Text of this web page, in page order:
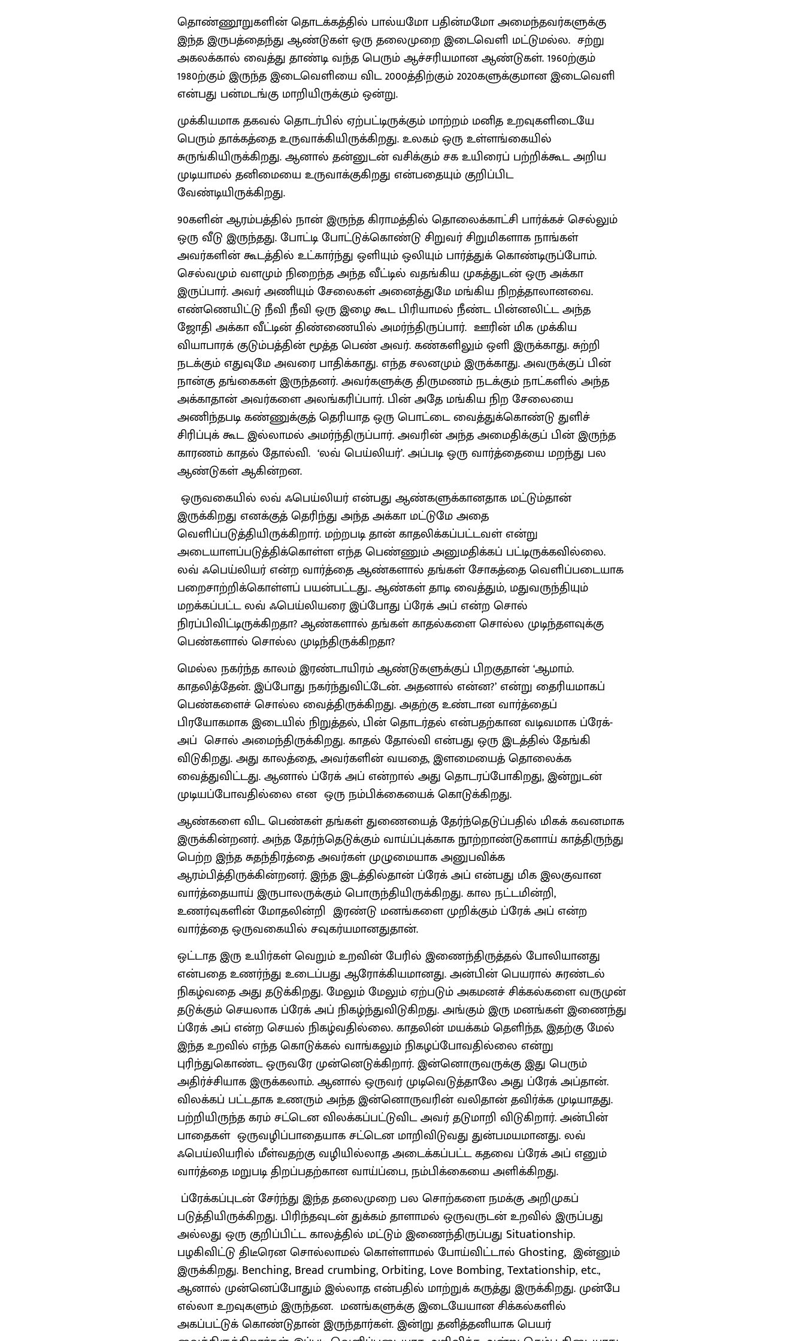
தொண்ணூறுகளின் தொடக்கத்தில் பால்யமோ பதின்மமோ அமைந்தவர்களுக்கு
இந்த இருபத்தைந்து ஆண்டுகள் ஒரு தலைமுறை இடைவெளி மட்டுமல்ல. சற்று
அகலக்கால் வைத்து தாண்டி வந்த பெரும் ஆச்சரியமான ஆண்டுகள். 1960ற்கும்
1980ற்கும் இருந்த இடைவெளியை விட 2000த்திற்கும் 2020களுக்குமான இடைவெளி
என்பது பன்மடங்கு மாறியிருக்கும் ஒன்று.
முக்கியமாக தகவல் தொடர்பில் ஏற்பட்டிருக்கும் மாற்றம் மனித உறவுகளிடையே
பெரும் தாக்கத்தை உருவாக்கியிருக்கிறது. உலகம் ஒரு உள்ளங்கையில்
சுருங்கியிருக்கிறது. ஆனால் தன்னுடன் வசிக்கும் சக உயிரைப் பற்றிக்கூட அறிய
முடியாமல் தனிமையை உருவாக்குகிறது என்பதையும் குறிப்பிட
வேண்டியிருக்கிறது.
90களின் ஆரம்பத்தில் நான் இருந்த கிராமத்தில் தொலைக்காட்சி பார்க்கச் செல்லும்
ஒரு வீடு இருந்தது. போட்டி போட்டுக்கொண்டு சிறுவர் சிறுமிகளாக நாங்கள்
அவர்களின் கூடத்தில் உட்கார்ந்து ஒளியும் ஒலியும் பார்த்துக் கொண்டிருப்போம்.
செல்வமும் வளமும் நிறைந்த அந்த வீட்டில் வதங்கிய முகத்துடன் ஒரு அக்கா
இருப்பார். அவர் அணியும் சேலைகள் அனைத்துமே மங்கிய நிறத்தாலானவை.
எண்ணெயிட்டு நீவி நீவி ஒரு இழை கூட பிரியாமல் நீண்ட பின்னலிட்ட அந்த
ஜோதி அக்கா வீட்டின் திண்ணையில் அமர்ந்திருப்பார். ஊரின் மிக முக்கிய
வியாபாரக் குடும்பத்தின் மூத்த பெண் அவர். கண்களிலும் ஒளி இருக்காது. சுற்றி
நடக்கும் எதுவுமே அவரை பாதிக்காது. எந்த சலனமும் இருக்காது. அவருக்குப் பின்
நான்கு தங்கைகள் இருந்தனர். அவர்களுக்கு திருமணம் நடக்கும் நாட்களில் அந்த
அக்காதான் அவர்களை அலங்கரிப்பார். பின் அதே மங்கிய நிற சேலையை
அணிந்தபடி கண்ணுக்குத் தெரியாத ஒரு பொட்டை வைத்துக்கொண்டு துளிச்
சிரிப்புக் கூட இல்லாமல் அமர்ந்திருப்பார். அவரின் அந்த அமைதிக்குப் பின் இருந்த
காரணம் காதல் தோல்வி. ‘லவ் பெய்லியர்’. அப்படி ஒரு வார்த்தையை மறந்து பல
ஆண்டுகள் ஆகின்றன.
ஒருவகையில் லவ் ஃபெய்லியர் என்பது ஆண்களுக்கானதாக மட்டும்தான்
இருக்கிறது எனக்குத் தெரிந்து அந்த அக்கா மட்டுமே அதை
வெளிப்படுத்தியிருக்கிறார். மற்றபடி தான் காதலிக்கப்பட்டவள் என்று
அடையாளப்படுத்திக்கொள்ள எந்த பெண்ணும் அனுமதிக்கப் பட்டிருக்கவில்லை.
லவ் ஃபெய்லியர் என்ற வார்த்தை ஆண்களால் தங்கள் சோகத்தை வெளிப்படையாக
பறைசாற்றிக்கொள்ளப் பயன்பட்டது.. ஆண்கள் தாடி வைத்தும், மதுவருந்தியும்
மறக்கப்பட்ட லவ் ஃபெய்லியரை இப்போது ப்ரேக் அப் என்ற சொல்
நிரப்பிவிட்டிருக்கிறதா? ஆண்களால் தங்கள் காதல்களை சொல்ல முடிந்தளவுக்கு
பெண்களால் சொல்ல முடிந்திருக்கிறதா?
மெல்ல நகர்ந்த காலம் இரண்டாயிரம் ஆண்டுகளுக்குப் பிறகுதான் ‘ஆமாம்.
காதலித்தேன். இப்போது நகர்ந்துவிட்டேன். அதனால் என்ன?’ என்று தைரியமாகப்
பெண்களைச் சொல்ல வைத்திருக்கிறது. அதற்கு உண்டான வார்த்தைப்
பிரயோகமாக இடையில் நிறுத்தல், பின் தொடர்தல் என்பதற்கான வடிவமாக ப்ரேக்-
அப் சொல் அமைந்திருக்கிறது. காதல் தோல்வி என்பது ஒரு இடத்தில் தேங்கி
விடுகிறது. அது காலத்தை, அவர்களின் வயதை, இளமையைத் தொலைக்க
வைத்துவிட்டது. ஆனால் ப்ரேக் அப் என்றால் அது தொடரப்போகிறது, இன்றுடன்
முடியப்போவதில்லை என ஒரு நம்பிக்கையைக் கொடுக்கிறது.
ஆண்களை விட பெண்கள் தங்கள் துணையைத் தேர்ந்தெடுப்பதில் மிகக் கவனமாக
இருக்கின்றனர். அந்த தேர்ந்தெடுக்கும் வாய்ப்புக்காக நூற்றாண்டுகளாய் காத்திருந்து
பெற்ற இந்த சுதந்திரத்தை அவர்கள் முழுமையாக அனுபவிக்க
ஆரம்பித்திருக்கின்றனர். இந்த இடத்தில்தான் ப்ரேக் அப் என்பது மிக இலகுவான
வார்த்தையாய் இருபாலருக்கும் பொருந்தியிருக்கிறது. கால நட்டமின்றி,
உணர்வுகளின் மோதலின்றி இரண்டு மனங்களை முறிக்கும் ப்ரேக் அப் என்ற
வார்த்தை ஒருவகையில் சவுகர்யமானதுதான்.
ஒட்டாத இரு உயிர்கள் வெறும் உறவின் பேரில் இணைந்திருத்தல் போலியானது
என்பதை உணர்ந்து உடைப்பது ஆரோக்கியமானது. அன்பின் பெயரால் சுரண்டல்
நிகழ்வதை அது தடுக்கிறது. மேலும் மேலும் ஏற்படும் அகமனச் சிக்கல்களை வருமுன்
தடுக்கும் செயலாக ப்ரேக் அப் நிகழ்ந்துவிடுகிறது. அங்கும் இரு மனங்கள் இணைந்து
ப்ரேக் அப் என்ற செயல் நிகழ்வதில்லை. காதலின் மயக்கம் தெளிந்த, இதற்கு மேல்
இந்த உறவில் எந்த கொடுக்கல் வாங்கலும் நிகழப்போவதில்லை என்று
புரிந்துகொண்ட ஒருவரே முன்னெடுக்கிறார். இன்னொருவருக்கு இது பெரும்
அதிர்ச்சியாக இருக்கலாம். ஆனால் ஒருவர் முடிவெடுத்தாலே அது ப்ரேக் அப்தான்.
விலக்கப் பட்டதாக உணரும் அந்த இன்னொருவரின் வலிதான் தவிர்க்க முடியாதது.
பற்றியிருந்த கரம் சட்டென விலக்கப்பட்டுவிட அவர் தடுமாறி விடுகிறார். அன்பின்
பாதைகள் ஒருவழிப்பாதையாக சட்டென மாறிவிடுவது துன்பமயமானது. லவ்
ஃபெய்லியரில் மீள்வதற்கு வழியில்லாத அடைக்கப்பட்ட கதவை ப்ரேக் அப் எனும்
வார்த்தை மறுபடி திறப்பதற்கான வாய்ப்பை, நம்பிக்கையை அளிக்கிறது.
ப்ரேக்கப்புடன் சேர்ந்து இந்த தலைமுறை பல சொற்களை நமக்கு அறிமுகப்
படுத்தியிருக்கிறது. பிரிந்தவுடன் துக்கம் தாளாமல் ஒருவருடன் உறவில் இருப்பது
அல்லது ஒரு குறிப்பிட்ட காலத்தில் மட்டும் இணைந்திருப்பது Situationship.
பழகிவிட்டு திடீரென சொல்லாமல் கொள்ளாமல் போய்விட்டால் Ghosting, இன்னும்
இருக்கிறது. Benching, Bread crumbing, Orbiting, Love Bombing, Textationship, etc.,
ஆனால் முன்னெப்போதும் இல்லாத என்பதில் மாற்றுக் கருத்து இருக்கிறது. முன்பே
எல்லா உறவுகளும் இருந்தன. மனங்களுக்கு இடையேயான சிக்கல்களில்
அகப்பட்டுக் கொண்டுதான் இருந்தார்கள். இன்|று தனித்தனியாக பெயர்